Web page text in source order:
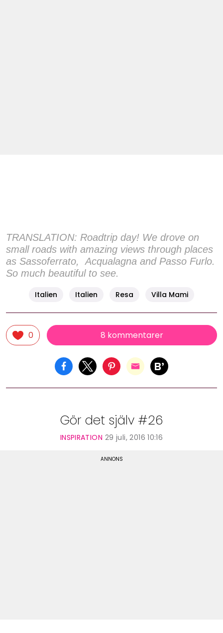
TRANSLATION: Roadtrip day! We drove on
small roads with amazing views through places
as Sassoferrato, Acqualagna and Passo Furlo.
So much beautiful to see.
Italien Italien Resa Villa Mami
0 8 kommentarer
Gör det själv #26
INSPIRATION 29 juli, 2016 10:16